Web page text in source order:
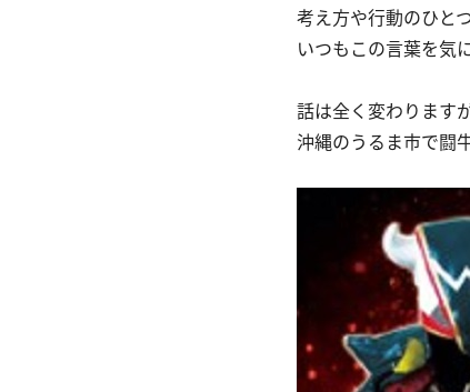
考え方や行動のひと
いつもこの言葉を気
話は全く変わります
沖縄のうるま市で闘